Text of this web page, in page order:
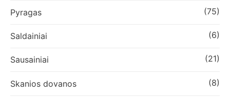
Pyragas (75)
Saldainiai (6)
Sausainiai (21)
Skanios dovanos (8)